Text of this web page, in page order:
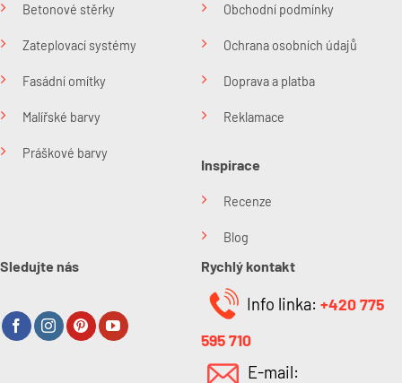
Betonové stěrky
Zateplovací systémy
Fasádní omítky
Malířské barvy
Práškové barvy
Obchodní podmínky
Ochrana osobních údajů
Doprava a platba
Reklamace
Inspirace
Recenze
Blog
Sledujte nás Rychlý kontakt
Info linka: +420 775
595 710
E-mail: